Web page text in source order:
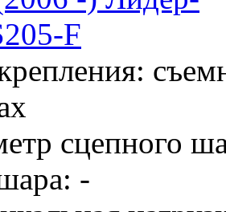
сцепного
-